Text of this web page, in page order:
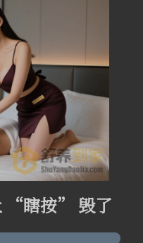
“瞎按” 毁了